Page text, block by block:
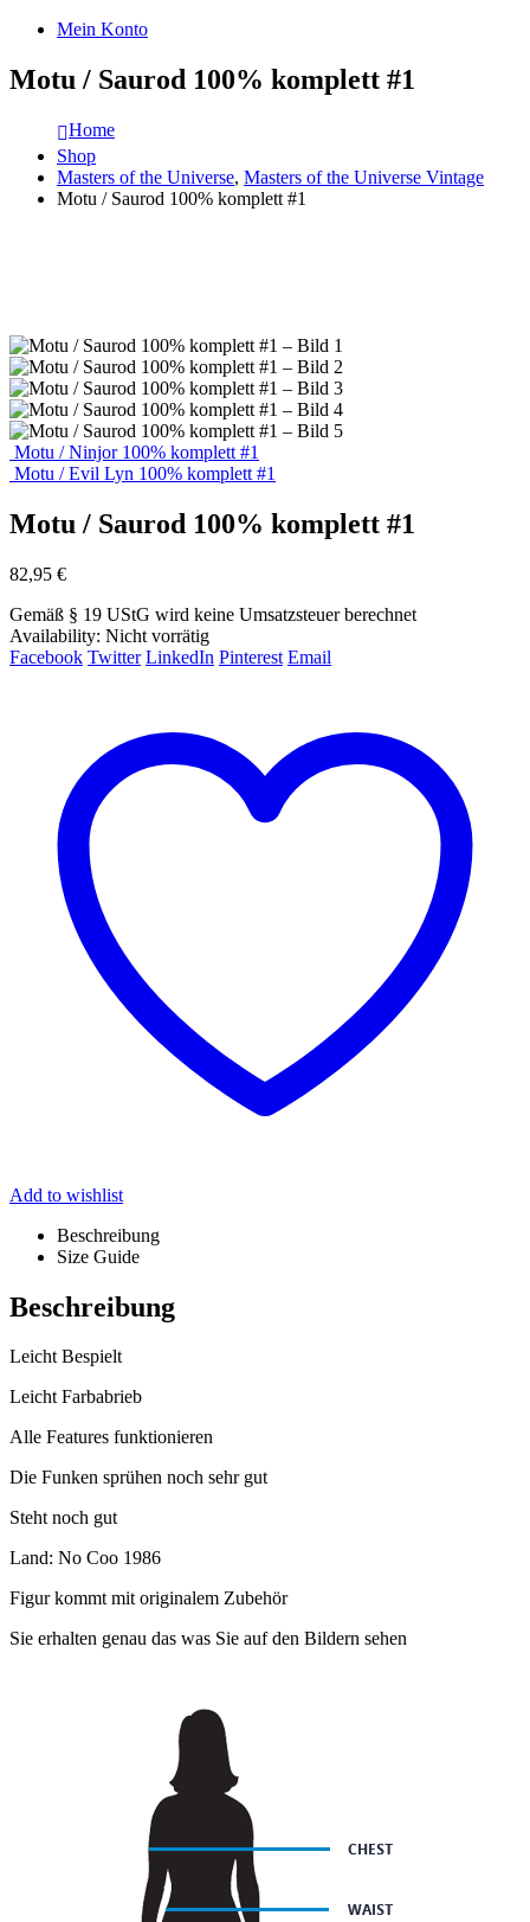
Mein Konto
Motu / Saurod 100% komplett #1
Home
Shop
Masters of the Universe, Masters of the Universe Vintage
Motu / Saurod 100% komplett #1
Motu / Ninjor 100% komplett #1
Motu / Evil Lyn 100% komplett #1
Motu / Saurod 100% komplett #1
82,95 €
Gemäß § 19 UStG wird keine Umsatzsteuer berechnet
Availability: Nicht vorrätig
Facebook Twitter LinkedIn Pinterest Email
Add to wishlist
Beschreibung
Size Guide
Beschreibung
Leicht Bespielt
Leicht Farbabrieb
Alle Features funktionieren
Die Funken sprühen noch sehr gut
Steht noch gut
Land: No Coo 1986
Figur kommt mit originalem Zubehör
Sie erhalten genau das was Sie auf den Bildern sehen